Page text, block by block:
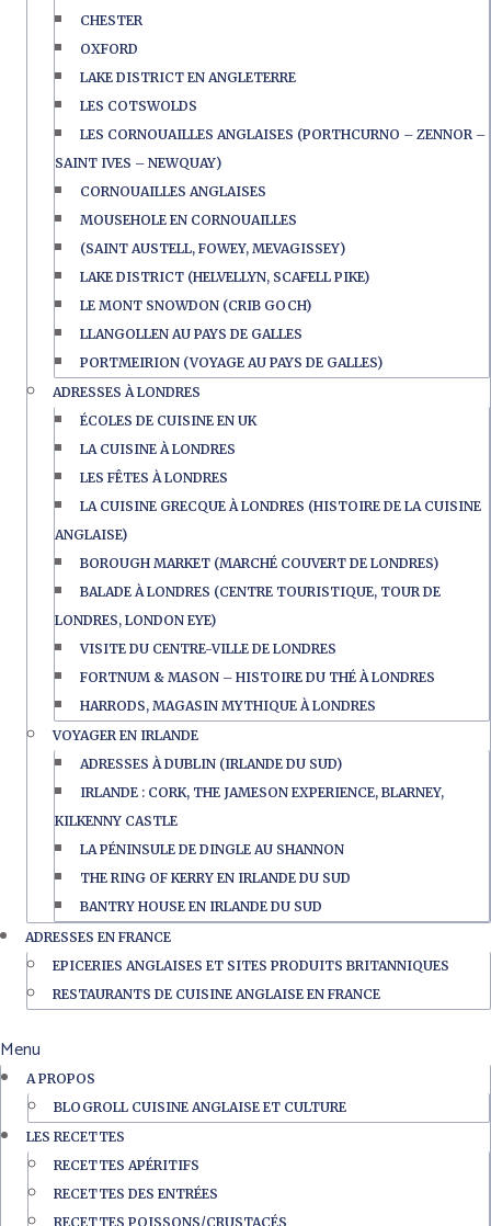
CHESTER
OXFORD
LAKE DISTRICT EN ANGLETERRE
LES COTSWOLDS
LES CORNOUAILLES ANGLAISES (PORTHCURNO – ZENNOR –
SAINT IVES – NEWQUAY)
CORNOUAILLES ANGLAISES
MOUSEHOLE EN CORNOUAILLES
(SAINT AUSTELL, FOWEY, MEVAGISSEY)
LAKE DISTRICT (HELVELLYN, SCAFELL PIKE)
LE MONT SNOWDON (CRIB GOCH)
LLANGOLLEN AU PAYS DE GALLES
PORTMEIRION (VOYAGE AU PAYS DE GALLES)
ADRESSES À LONDRES
ÉCOLES DE CUISINE EN UK
LA CUISINE À LONDRES
LES FÊTES À LONDRES
LA CUISINE GRECQUE À LONDRES (HISTOIRE DE LA CUISINE
ANGLAISE)
BOROUGH MARKET (MARCHÉ COUVERT DE LONDRES)
BALADE À LONDRES (CENTRE TOURISTIQUE, TOUR DE
LONDRES, LONDON EYE)
VISITE DU CENTRE-VILLE DE LONDRES
FORTNUM & MASON – HISTOIRE DU THÉ À LONDRES
HARRODS, MAGASIN MYTHIQUE À LONDRES
VOYAGER EN IRLANDE
ADRESSES À DUBLIN (IRLANDE DU SUD)
IRLANDE : CORK, THE JAMESON EXPERIENCE, BLARNEY,
KILKENNY CASTLE
LA PÉNINSULE DE DINGLE AU SHANNON
THE RING OF KERRY EN IRLANDE DU SUD
BANTRY HOUSE EN IRLANDE DU SUD
ADRESSES EN FRANCE
EPICERIES ANGLAISES ET SITES PRODUITS BRITANNIQUES
RESTAURANTS DE CUISINE ANGLAISE EN FRANCE
Menu
A PROPOS
BLOGROLL CUISINE ANGLAISE ET CULTURE
LES RECETTES
RECETTES APÉRITIFS
RECETTES DES ENTRÉES
RECETTES POISSONS/CRUSTACÉS